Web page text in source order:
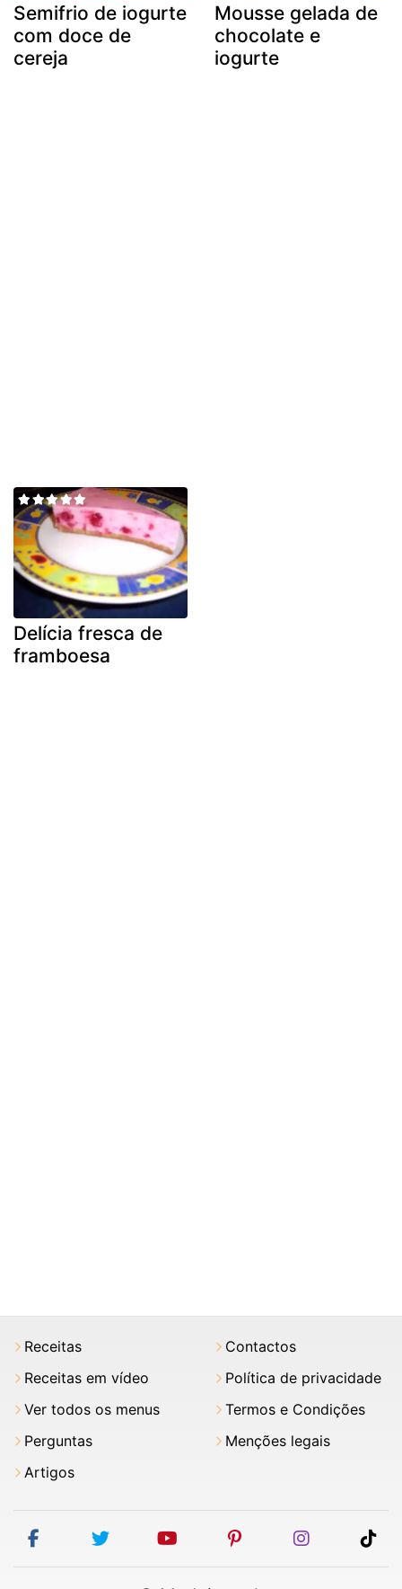
Semifrio de iogurte
com doce de
cereja
Mousse gelada de
chocolate e
iogurte
Delícia fresca de
framboesa
Receitas
Receitas em vídeo
Ver todos os menus
Perguntas
Artigos
Contactos
Política de privacidade
Termos e Condições
Menções legais
facebooktwitter youtubepinterestinstagram